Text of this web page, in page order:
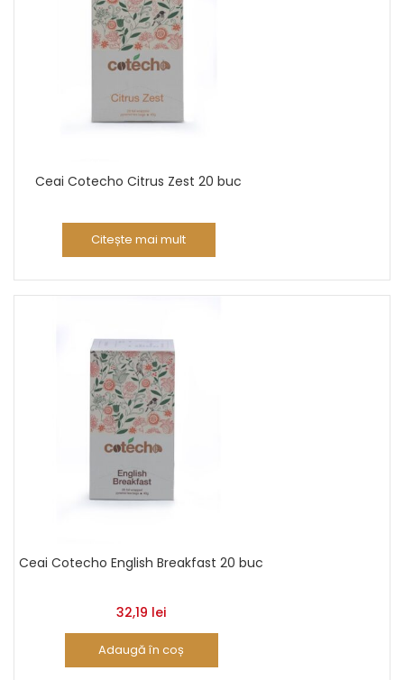
Ceai Cotecho Citrus Zest 20 buc
Citește mai mult
Ceai Cotecho English Breakfast 20 buc
32,19 lei
Adaugă în coș